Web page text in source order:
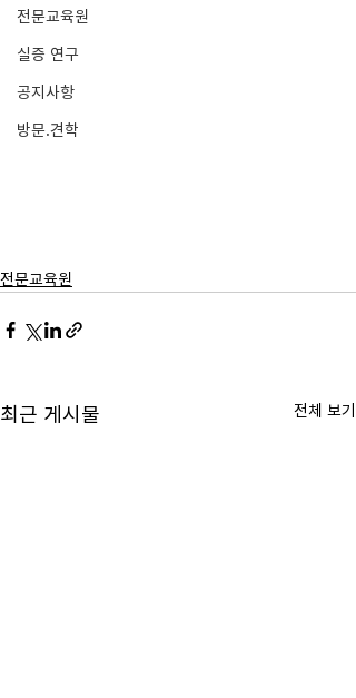
전문교육원
실증 연구
공지사항
방문.견학
전문교육원
최근 게시물 전체 보기